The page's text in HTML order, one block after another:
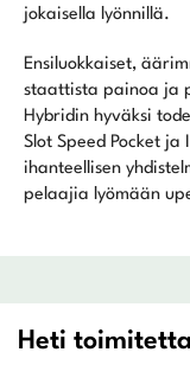
jokaisella lyönnillä.
Ensiluokkaiset,
staattista painoa ja
Hybridin hyväksi
Slot Speed Pocket
ihanteellisen
pelaajia lyömään
Heti